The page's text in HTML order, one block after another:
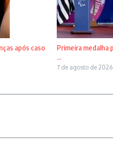
após caso
Primeira medalha
...
7 de agosto de 2026